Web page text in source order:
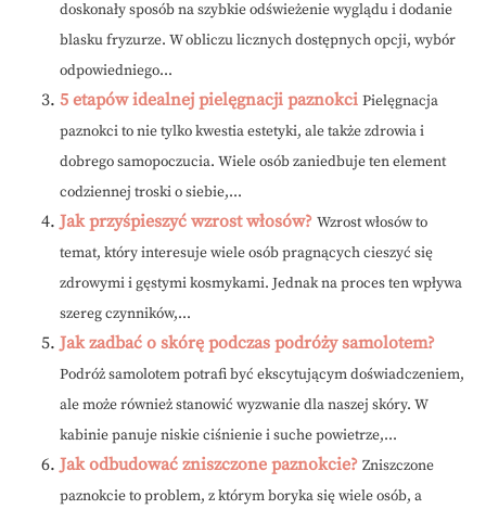
doskonały sposób na szybkie odświeżenie wyglądu i dodanie
blasku fryzurze. W obliczu licznych dostępnych opcji, wybór
odpowiedniego...
5 etapów idealnej pielęgnacji paznokci Pielęgnacja
paznokci to nie tylko kwestia estetyki, ale także zdrowia i
dobrego samopoczucia. Wiele osób zaniedbuje ten element
codziennej troski o siebie,...
Jak przyśpieszyć wzrost włosów? Wzrost włosów to
temat, który interesuje wiele osób pragnących cieszyć się
zdrowymi i gęstymi kosmykami. Jednak na proces ten wpływa
szereg czynników,...
Jak zadbać o skórę podczas podróży samolotem?
Podróż samolotem potrafi być ekscytującym doświadczeniem,
ale może również stanowić wyzwanie dla naszej skóry. W
kabinie panuje niskie ciśnienie i suche powietrze,...
Jak odbudować zniszczone paznokcie? Zniszczone
paznokcie to problem, z którym boryka się wiele osób, a